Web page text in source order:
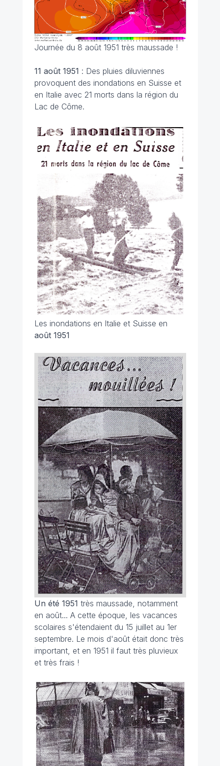
Journée du 8 août 1951 très maussade !
11 août 1951 : Des pluies diluviennes
provoquent des inondations en Suisse et
en Italie avec 21 morts dans la région du
Lac de Côme.
Les inondations en Italie et Suisse en
août 1951
Un été 1951 très maussade, notamment
en août... A cette époque, les vacances
scolaires s'étendaient du 15 juillet au 1er
septembre. Le mois d'août était donc très
important, et en 1951 il faut très pluvieux
et très frais !